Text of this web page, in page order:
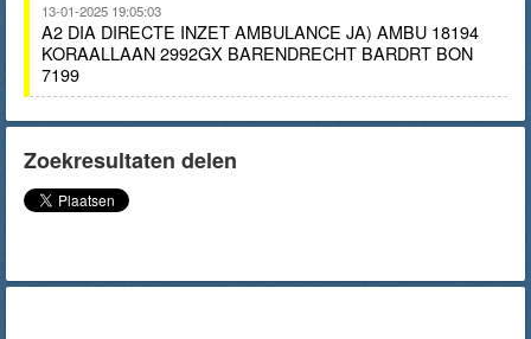
13-01-2025 19:05:03
A2 DIA DIRECTE INZET AMBULANCE JA) AMBU 18194
KORAALLAAN 2992GX BARENDRECHT BARDRT BON
7199
Zoekresultaten delen